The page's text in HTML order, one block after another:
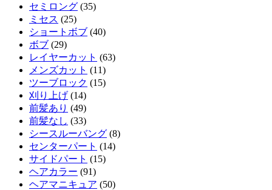
セミロング (35)
ミセス (25)
ショートボブ (40)
ボブ (29)
レイヤーカット (63)
メンズカット (11)
ツーブロック (15)
刈り上げ (14)
前髪あり (49)
前髪なし (33)
シースルーバング (8)
センターパート (14)
サイドパート (15)
ヘアカラー (91)
ヘアマニキュア (50)